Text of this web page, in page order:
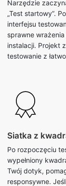
Narzędzie
„Test startowy”.
interfejsu
sprawne
instalacji. Projekt
testowanie z
Siatka z
Po rozpoczęciu
wypełniony
Twój dotyk,
responsywne.